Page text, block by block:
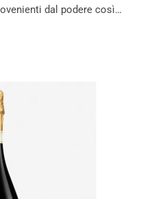
dal podere così…